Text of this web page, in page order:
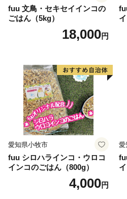
見附市ふるさと納税事務局
FAX：050-3488-0889
営業時間 9：00～18：00（※
み）
fuu 文鳥・セキセイインコの
ごはん（5kg）
18,000円
愛知県小牧市
fuu シロハラインコ・ウロコ
インコのごはん（800g）
4,000円
愛